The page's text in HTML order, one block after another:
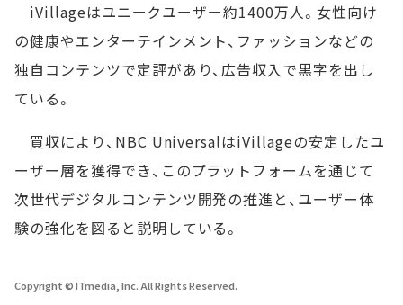
iVillageはユニークユーザー約1400万人。女性向け
の健康やエンターテインメント、ファッションなどの
独自コンテンツで定評があり、広告収入で黒字を出し
ている。
買収により、NBC UniversalはiVillageの安定したユ
ーザー層を獲得でき、このプラットフォームを通じて
次世代デジタルコンテンツ開発の推進と、ユーザー体
験の強化を図ると説明している。
Copyright © ITmedia, Inc. All Rights Reserved.